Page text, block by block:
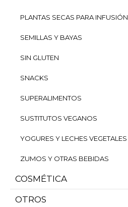
PLANTAS SECAS PARA INFUSIÓN
SEMILLAS Y BAYAS
SIN GLUTEN
SNACKS
SUPERALIMENTOS
SUSTITUTOS VEGANOS
YOGURES Y LECHES VEGETALES
ZUMOS Y OTRAS BEBIDAS
COSMÉTICA
OTROS